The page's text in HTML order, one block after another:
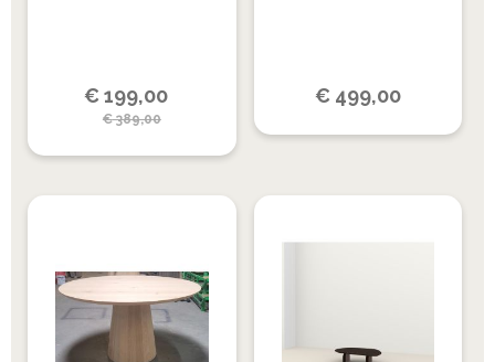
Special
Price
€ 199,00
€389,00
€ 499,00